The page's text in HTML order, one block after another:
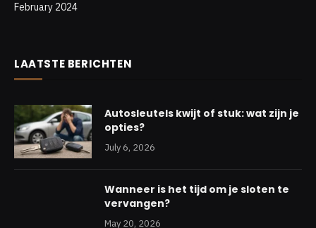
February 2024
LAATSTE BERICHTEN
Autosleutels kwijt of stuk: wat zijn je
opties?
July 6, 2026
Wanneer is het tijd om je sloten te
vervangen?
May 20, 2026